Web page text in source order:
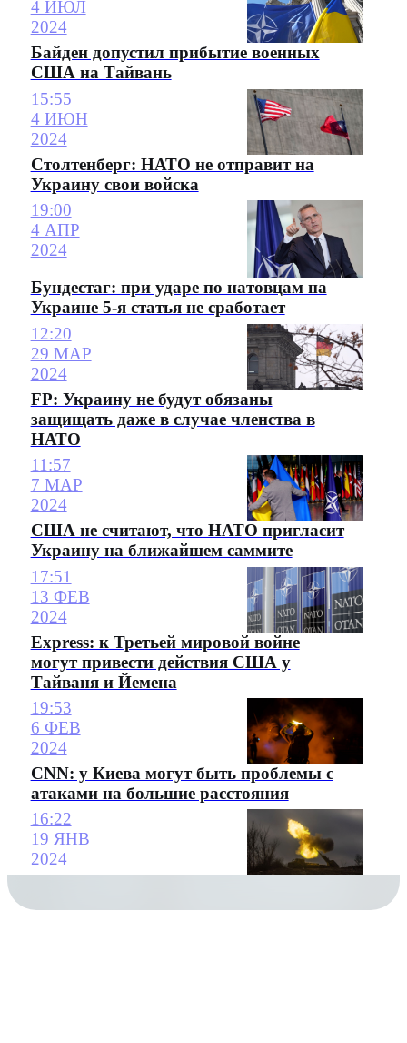
4 ИЮЛ
2024
Байден допустил прибытие военных
США на Тайвань
15:55
4 ИЮН
2024
Столтенберг: НАТО не отправит на
Украину свои войска
19:00
4 АПР
2024
Бундестаг: при ударе по натовцам на
Украине 5-я статья не сработает
12:20
29 МАР
2024
FP: Украину не будут обязаны
защищать даже в случае членства в
НАТО
11:57
7 МАР
2024
США не считают, что НАТО пригласит
Украину на ближайшем саммите
17:51
13 ФЕВ
2024
Express: к Третьей мировой войне
могут привести действия США у
Тайваня и Йемена
19:53
6 ФЕВ
2024
CNN: у Киева могут быть проблемы с
атаками на большие расстояния
16:22
19 ЯНВ
2024